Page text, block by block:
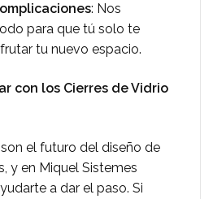
: Nos
para que tú solo te
tu nuevo espacio.
con los Cierres de Vidrio
el futuro del diseño de
y en Miquel Sistemes
a dar el paso. Si